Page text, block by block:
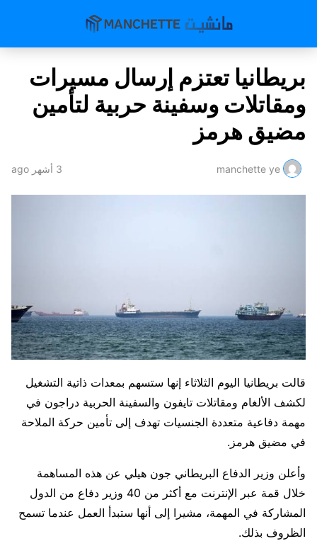
بريطانيا تعتزم إرسال مسيرات
ومقاتلات وسفينة حربية لتأمين
مضيق هرمز
manchette ye 3 أشهر ago
قالت بريطانيا اليوم الثلاثاء إنها ستسهم بمعدات ذاتية التشغيل
لكشف الألغام ومقاتلات ​تايفون والسفينة الحربية دراجون في
مهمة دفاعية ‌متعددة الجنسيات تهدف إلى تأمين حركة الملاحة
في مضيق هرمز.
وأعلن وزير الدفاع البريطاني جون هيلي عن هذه المساهمة
خلال قمة عبر الإنترنت مع أكثر من 40 وزير دفاع من الدول
المشاركة في المهمة، ⁠مشيرا إلى أنها ستبدأ العمل عندما تسمح
الظروف بذلك.